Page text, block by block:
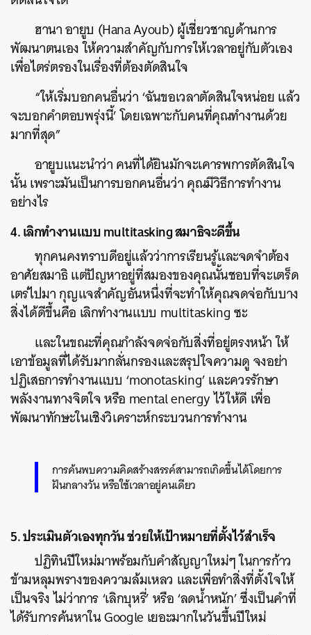
ฮานา อายูบ (Hana Ayoub) ผู้เชี่ยวชาญด้านการ
พัฒนาตนเอง ให้ความสำคัญกับการให้เวลาอยู่กับตัวเอง
เพื่อไตร่ตรองในเรื่องที่ต้องตัดสินใจ
“ให้เริ่มบอกคนอื่นว่า ‘ฉันขอเวลาตัดสินใจหน่อย แล้ว
จะบอกคำตอบพรุ่งนี้’ โดยเฉพาะกับคนที่คุณทำงานด้วย
มากที่สุด”
อายูบแนะนำว่า คนที่ได้ยินมักจะเคารพการตัดสินใจ
นั้น เพราะมันเป็นการบอกคนอื่นว่า คุณมีวิธีการทำงาน
อย่างไร
4. เลิกทำงานแบบ multitasking สมาธิจะดีขึ้น
ทุกคนคงทราบดีอยู่แล้วว่าการเรียนรู้และจดจำต้อง
อาศัยสมาธิ แต่ปัญหาอยู่ที่สมองของคุณนั้นชอบที่จะเตร็ด
เตร่ไปมา กุญแจสำคัญอันหนึ่งที่จะทำให้คุณจดจ่อกับบาง
สิ่งได้ดีขึ้นคือ เลิกทำงานแบบ multitasking ซะ
และในขณะที่คุณกำลังจดจ่อกับสิ่งที่อยู่ตรงหน้า ให้
เอาข้อมูลที่ได้รับมากลั่นกรองและสรุปใจความดู จงอย่า
ปฏิเสธการทำงานแบบ ‘monotasking’ และควรรักษา
พลังงานทางจิตใจ หรือ mental energy ไว้ให้ดี เพื่อ
พัฒนาทักษะในเชิงวิเคราะห์กระบวนการทำงาน
การค้นพบความคิดสร้างสรรค์สามารถเกิดขึ้นได้โดยการ
ฝันกลางวัน หรือใช้เวลาอยู่คนเดียว
5. ประเมินตัวเองทุกวัน ช่วยให้เป้าหมายที่ตั้งไว้สำเร็จ
ปฏิทินปีใหม่มาพร้อมกับคำสัญญาใหม่ๆ ในการก้าว
ข้ามหลุมพรางของความล้มเหลว และเพื่อทำสิ่งที่ตั้งใจให้
เป็นจริง ไม่ว่าการ ‘เลิกบุหรี่’ หรือ ‘ลดน้ำหนัก’ ซึ่งเป็นคำที่
ได้รับการค้นหาใน Google เยอะมากในวันขึ้นปีใหม่
ค้นหา
SHARE TWEET LINE